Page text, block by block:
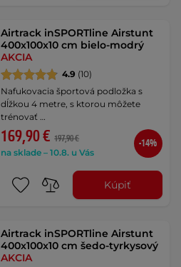
Airtrack inSPORTline Airstunt
400x100x10 cm bielo-modrý
AKCIA
4.9 (10)
Nafukovacia športová podložka s
dĺžkou 4 metre, s ktorou môžete
trénovať …
169,90 € 197,90 €
na sklade – 10.8. u Vás
-14%
Kúpiť
Airtrack inSPORTline Airstunt
400x100x10 cm šedo-tyrkysový
AKCIA